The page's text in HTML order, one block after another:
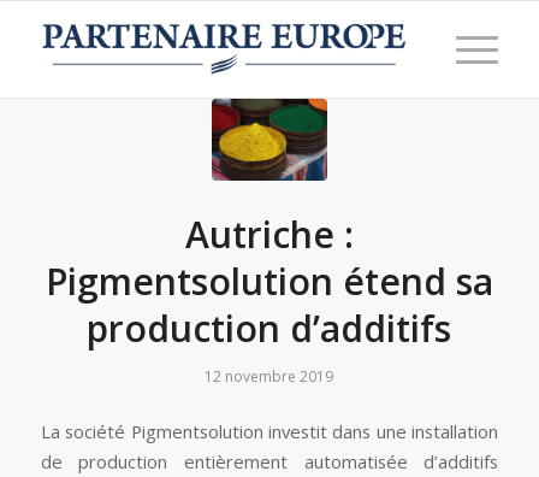
Autriche :
Pigmentsolution étend sa
production d’additifs
12 novembre 2019
La société Pigmentsolution investit dans une installation
de production entièrement automatisée d’additifs